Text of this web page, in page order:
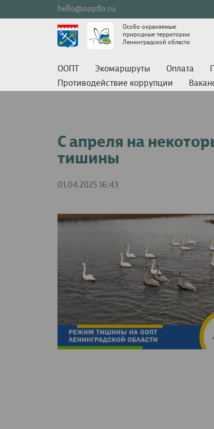
hello@ooptlo.ru
Особо охраняемые
природные территории
Ленинградской области
ООПТ Экомаршруты Оплата
Противодействие коррупции
С апреля на
тишины
01.04.2025 16:43